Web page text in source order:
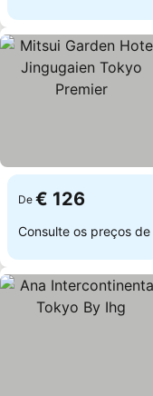
De € 126
Consulte os preços de